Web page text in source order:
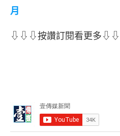
月
⇩⇩⇩按讚訂閱看更多